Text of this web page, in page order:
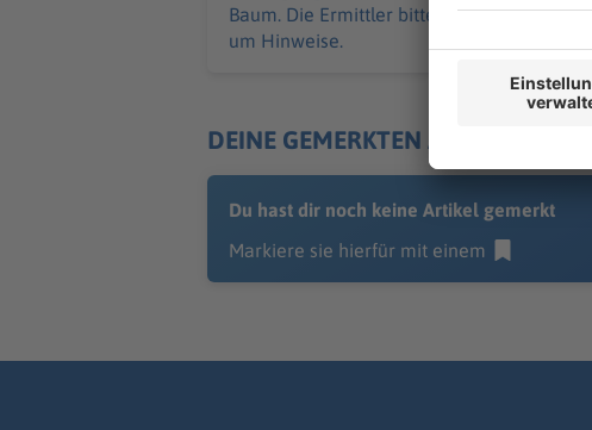
Baum. Die Ermittler bitten Zeugen
um Hinweise.
DEINE GEMERKTEN ARTIKEL
Du hast dir noch keine Artikel gemerkt
Markiere sie hierfür mit einem